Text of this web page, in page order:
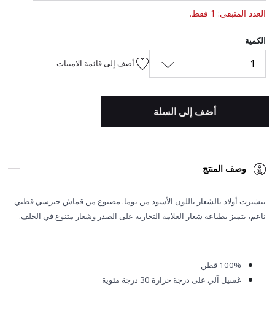
العدد المتبقي: 1 فقط.
الكمية
1 أضف إلى قائمة الامنيات
أضف إلى السلة
وصف المنتج
تيشيرت أولاد بالشعار باللون الأسود من بوما. مصنوع من قماش جيرسي قطني
ناعم، يتميز بطباعة شعار العلامة التجارية على الصدر وشعار متنوع في الخلف.
100% قطن
غسيل آلي على درجة حرارة 30 درجة مئوية